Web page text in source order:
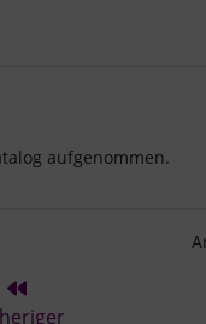
aufgenommen.